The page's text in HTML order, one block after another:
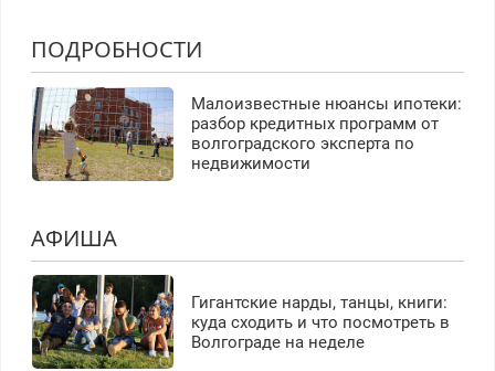
ПОДРОБНОСТИ
Малоизвестные нюансы ипотеки:
разбор кредитных программ от
волгоградского эксперта по
недвижимости
АФИША
Гигантские нарды, танцы, книги:
куда сходить и что посмотреть в
Волгограде на неделе